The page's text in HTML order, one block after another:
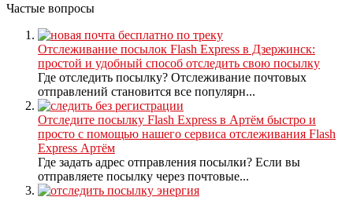
Частые вопросы
Отслеживание посылок Flash Express в Дзержинск:
простой и удобный способ отследить свою посылку
Где отследить посылку? Отслеживание почтовых
отправлений становится все популярн...
Отследите посылку Flash Express в Артём быстро и
просто с помощью нашего сервиса отслеживания Flash
Express Артём
Где задать адрес отправления посылки? Если вы
отправляете посылку через почтовые...